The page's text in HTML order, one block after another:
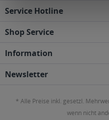
Service Hotline
Shop Service
Information
Newsletter
* Alle Preise inkl. gesetzl.
wenn nicht